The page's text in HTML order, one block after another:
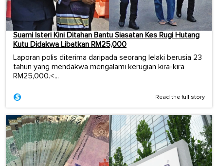
Suami Isteri Kini Ditahan Bantu Siasatan Kes Rugi Hutang
Kutu Didakwa Libatkan RM25,000
Laporan polis diterima daripada seorang lelaki berusia 23
tahun yang mendakwa mengalami kerugian kira-kira
RM25,000.<...
Read the full story